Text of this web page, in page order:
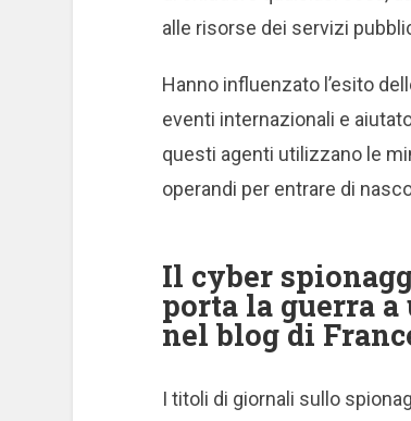
alle risorse dei servizi
Hanno influenzato l’esito
eventi internazionali e
questi agenti utilizzano le
operandi per entrare di
Il cyber
porta la guerra
nel blog di
I titoli di giornali sullo